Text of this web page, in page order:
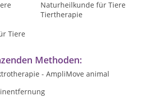
Naturheilkunde für Tiere
Tiertherapie
Tiere
Methoden:
- AmpliMove animal